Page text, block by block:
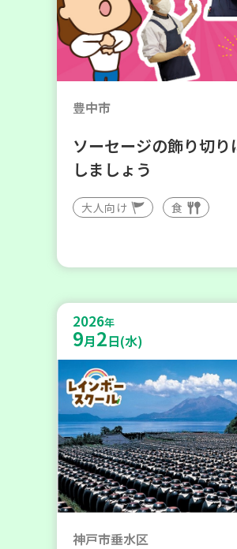
豊中市
ソーセージの飾り切り
しましょう
大人向け 食
2026年
9月2日(水)
神戸市垂水区